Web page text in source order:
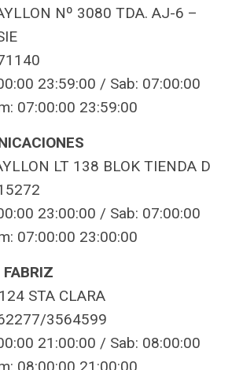
Nº 3080 TDA. AJ-6 –
23:59:00 / Sab: 07:00:00
07:00:00 23:59:00
LT 138 BLOK TIENDA D
23:00:00 / Sab: 07:00:00
07:00:00 23:00:00
FABRIZ
STA CLARA
3564599
21:00:00 / Sab: 08:00:00